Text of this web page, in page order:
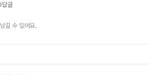
답글
길 수 있어요.